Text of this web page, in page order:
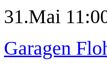
31.Mai
Garagen